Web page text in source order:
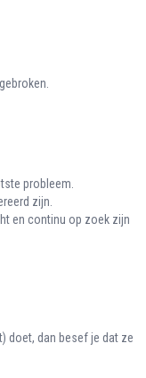
probleem.
zijn.
en continu op zoek zijn
doet, dan besef je dat ze